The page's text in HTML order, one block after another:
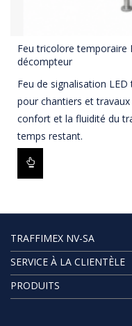
Feu tricolore temporaire
décompteur
Feu de signalisation
pour chantiers et
confort et la fluidité du
temps restant.
TRAFFIMEX NV-SA
SERVICE À LA CLIENTÈLE
PRODUITS